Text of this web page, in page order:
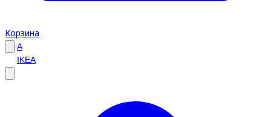
Корзина
A
IKEA